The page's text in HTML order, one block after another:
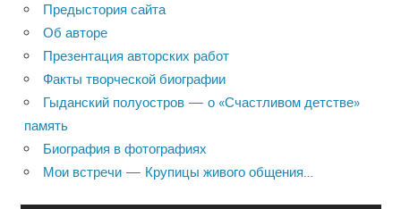
Предыстория сайта
Об авторе
Презентация авторских работ
Факты творческой биографии
Гыданский полуостров — о «Счастливом детстве»
память
Биография в фотографиях
Мои встречи — Крупицы живого общения…